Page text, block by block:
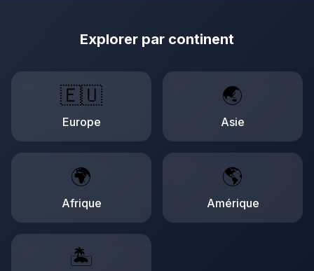
Explorer par continent
🇪🇺
Europe
🌏
Asie
🌍
Afrique
🌎
Amérique
🏝️